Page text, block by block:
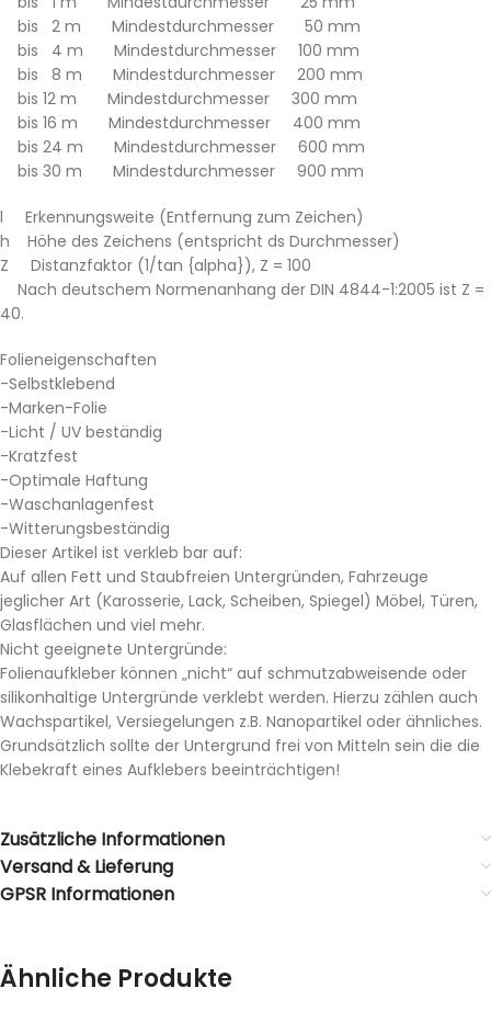
bis 2 m Mindestdurchmesser 50 mm
bis 4 m Mindestdurchmesser 100 mm
bis 8 m Mindestdurchmesser 200 mm
bis 12 m Mindestdurchmesser 300 mm
bis 16 m Mindestdurchmesser 400 mm
bis 24 m Mindestdurchmesser 600 mm
bis 30 m Mindestdurchmesser 900 mm
l Erkennungsweite (Entfernung zum Zeichen)
h Höhe des Zeichens (entspricht ds Durchmesser)
Z Distanzfaktor (1/tan {alpha}), Z = 100
Nach deutschem Normenanhang der DIN 4844-1:2005 ist Z =
40.
Folieneigenschaften
-Selbstklebend
-Marken-Folie
-Licht / UV beständig
-Kratzfest
-Optimale Haftung
-Waschanlagenfest
-Witterungsbeständig
Dieser Artikel ist verkleb bar auf:
Auf allen Fett und Staubfreien Untergründen, Fahrzeuge
jeglicher Art (Karosserie, Lack, Scheiben, Spiegel) Möbel, Türen,
Glasflächen und viel mehr.
Nicht geeignete Untergründe:
Folienaufkleber können „nicht“ auf schmutzabweisende oder
silikonhaltige Untergründe verklebt werden. Hierzu zählen auch
Wachspartikel, Versiegelungen z.B. Nanopartikel oder ähnliches.
Grundsätzlich sollte der Untergrund frei von Mitteln sein die die
Klebekraft eines Aufklebers beeinträchtigen!
Zusätzliche Informationen
Versand & Lieferung
GPSR Informationen
Ähnliche Produkte